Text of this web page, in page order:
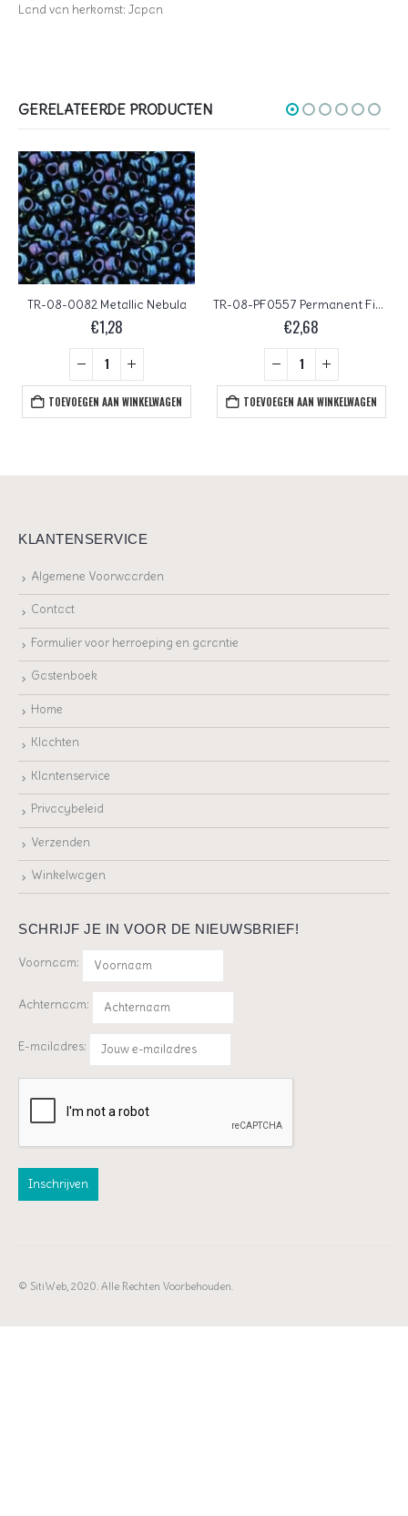
Land van herkomst: Japan
GERELATEERDE PRODUCTEN
TR-08-0082 Metallic Nebula
€1,28
TOEVOEGEN AAN WINKELWAGEN
TR-08-PF0557 Permanent Finish Galvanized Starlight
€2,68
TOEVOEGEN AAN WINKELWAGEN
KLANTENSERVICE
Algemene Voorwaarden
Contact
Formulier voor herroeping en garantie
Gastenboek
Home
Klachten
Klantenservice
Privacybeleid
Verzenden
Winkelwagen
SCHRIJF JE IN VOOR DE NIEUWSBRIEF!
Voornaam:
Achternaam:
E-mailadres:
© SitiWeb, 2020. Alle Rechten Voorbehouden.